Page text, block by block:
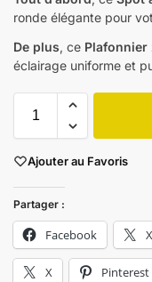
ronde élégante pour
De plus, ce Plafonnier
éclairage uniforme et
Ajouter au Favoris
Partager :
Facebook X
X Pinterest